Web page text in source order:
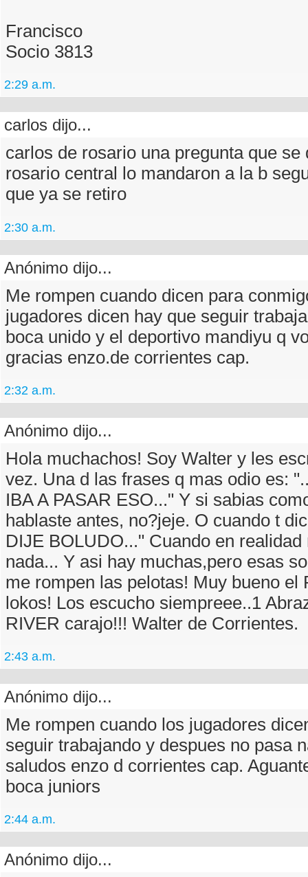
Francisco
Socio 3813
2:29 a.m.
carlos dijo...
carlos de rosario una pregunta que se
rosario central lo mandaron a la b
que ya se retiro
2:30 a.m.
Anónimo dijo...
Me rompen cuando dicen para
jugadores dicen hay que seguir
boca unido y el deportivo mandiyu q
gracias enzo.de corrientes cap.
2:32 a.m.
Anónimo dijo...
Hola muchachos! Soy Walter y les
vez. Una d las frases q mas odio es:
IBA A PASAR ESO..." Y si sabias
hablaste antes, no?jeje. O cuando t
DIJE BOLUDO..." Cuando en realidad
nada... Y asi hay muchas,pero esas
me rompen las pelotas! Muy bueno el
lokos! Los escucho siempreee..1
RIVER carajo!!! Walter de Corrientes.
2:43 a.m.
Anónimo dijo...
Me rompen cuando los jugadores
seguir trabajando y despues no pasa
saludos enzo d corrientes cap.
boca juniors
2:44 a.m.
Anónimo dijo...